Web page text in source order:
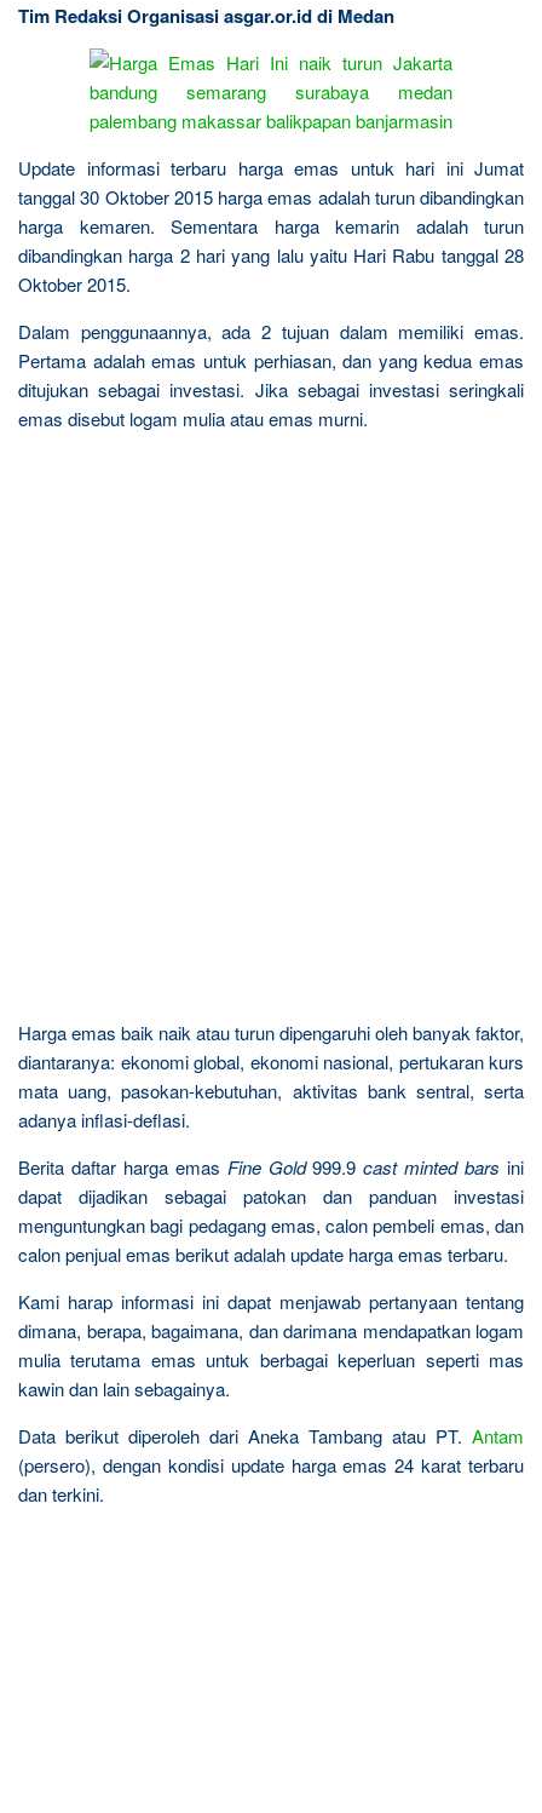
Tim Redaksi Organisasi asgar.or.id di Medan
Update informasi terbaru harga emas untuk hari ini Jumat
tanggal 30 Oktober 2015 harga emas adalah turun dibandingkan
harga kemaren. Sementara harga kemarin adalah turun
dibandingkan harga 2 hari yang lalu yaitu Hari Rabu tanggal 28
Oktober 2015.
Dalam penggunaannya, ada 2 tujuan dalam memiliki emas.
Pertama adalah emas untuk perhiasan, dan yang kedua emas
ditujukan sebagai investasi. Jika sebagai investasi seringkali
emas disebut logam mulia atau emas murni.
Harga emas baik naik atau turun dipengaruhi oleh banyak faktor,
diantaranya: ekonomi global, ekonomi nasional, pertukaran kurs
mata uang, pasokan-kebutuhan, aktivitas bank sentral, serta
adanya inflasi-deflasi.
Berita daftar harga emas Fine Gold999.9cast minted barsini
dapat dijadikan sebagai patokan dan panduan investasi
menguntungkan bagi pedagang emas, calon pembeli emas, dan
calon penjual emas berikut adalah update harga emas terbaru.
Kami harap informasi ini dapat menjawab pertanyaan tentang
dimana, berapa, bagaimana, dan darimana mendapatkan logam
mulia terutama emas untuk berbagai keperluan seperti mas
kawin dan lain sebagainya.
Data berikut diperoleh dari Aneka Tambang atau PT. Antam
(persero), dengan kondisi update harga emas 24 karat terbaru
dan terkini.